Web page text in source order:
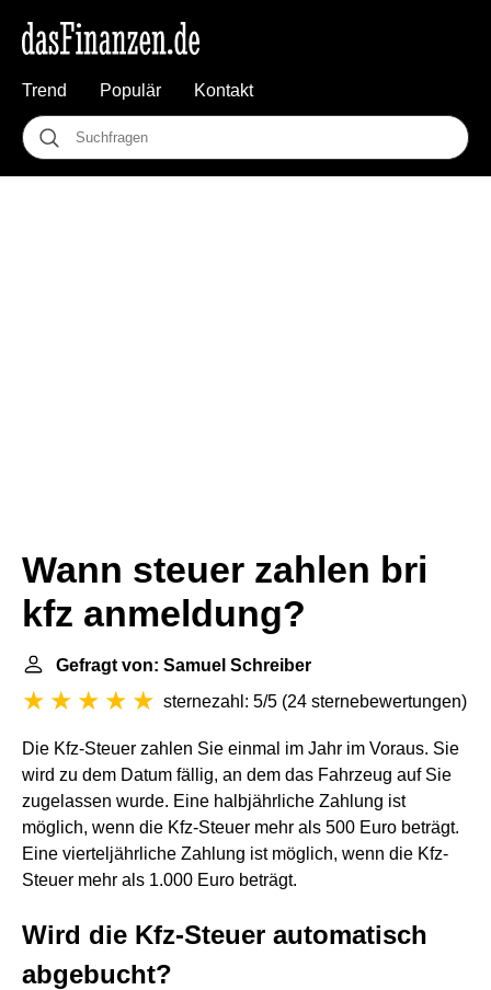
Trend Populär Kontakt
Wann steuer zahlen bri
kfz anmeldung?
Gefragt von: Samuel Schreiber
sternezahl: 5/5 (24 sternebewertungen)
Die Kfz-Steuer zahlen Sie einmal im Jahr im Voraus. Sie
wird zu dem Datum fällig, an dem das Fahrzeug auf Sie
zugelassen wurde. Eine halbjährliche Zahlung ist
möglich, wenn die Kfz-Steuer mehr als 500 Euro beträgt.
Eine vierteljährliche Zahlung ist möglich, wenn die Kfz-
Steuer mehr als 1.000 Euro beträgt.
Wird die Kfz-Steuer automatisch
abgebucht?